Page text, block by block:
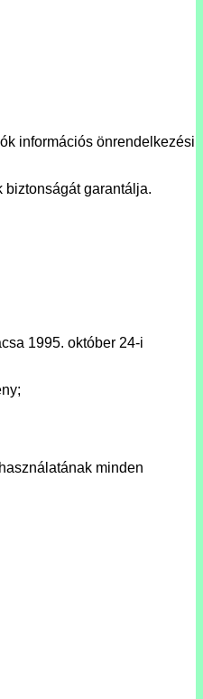
információs önrendelkezési
biztonságát garantálja.
1995. október 24-i
minden